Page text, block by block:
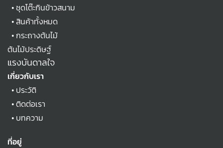
•ชุดโต๊ะกินข้าวสนาม
•สินค้าทั้งหมด
•กระถางต้นไม้
ต้นไม้ประดิษฐ์
แรงบันดาลใจ
เกี่ยวกับเรา
• ประวัติ
•ติดต่อเรา
• บทความ
ที่อยู่